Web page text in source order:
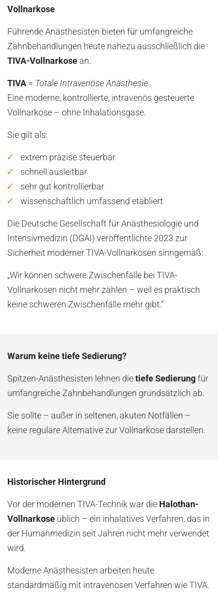
Vollnarkose
Führende Anästhesisten bieten für umfangreiche
Zahnbehandlungen heute nahezu ausschließlich die
TIVA-Vollnarkose an.
TIVA = Totale Intravenöse Anästhesie
Eine moderne, kontrollierte, intravenös gesteuerte
Vollnarkose – ohne Inhalationsgase.
Sie gilt als:
extrem präzise steuerbar
schnell ausleitbar
sehr gut kontrollierbar
wissenschaftlich umfassend etabliert
Die Deutsche Gesellschaft für Anästhesiologie und
Intensivmedizin (DGAI) veröffentlichte 2023 zur
Sicherheit moderner TIVA-Vollnarkosen sinngemäß:
„Wir können schwere Zwischenfälle bei TIVA-
Vollnarkosen nicht mehr zählen – weil es praktisch
keine schweren Zwischenfälle mehr gibt.“
Warum keine tiefe Sedierung?
Spitzen-Anästhesisten lehnen die tiefe Sedierung für
umfangreiche Zahnbehandlungen grundsätzlich ab.
Sie sollte – außer in seltenen, akuten Notfällen –
keine reguläre Alternative zur Vollnarkose darstellen.
Historischer Hintergrund
Vor der modernen TIVA-Technik war die Halothan-
Vollnarkose üblich – ein inhalatives Verfahren, das in
der Humanmedizin seit Jahren nicht mehr verwendet
wird.
Moderne Anästhesisten arbeiten heute
standardmäßig mit intravenösen Verfahren wie TIVA.